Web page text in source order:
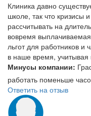
Клиника давно
школе, так что кризисы
рассчитывать на
вовремя
льгот для работников и
в наше время, учитывая
Минусы компании:
работать поменьше
Ответить на отзыв